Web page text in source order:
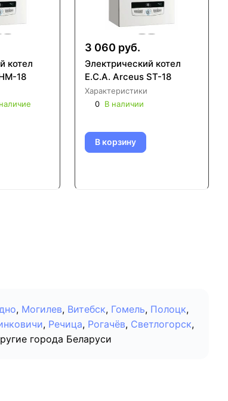
котел
18
3 060 руб.
Электрический котел
E.C.A. Arceus ST-18
Характеристики
0 В наличии
В корзину
, Могилев, Витебск, Гомель, Полоцк,
, Речица, Рогачёв, Светлогорск,
города Беларуси